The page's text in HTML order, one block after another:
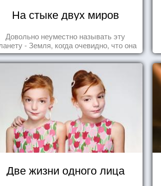
На стыке двух миров
Довольно неуместно называть эту
- Земля, когда очевидно, что она
- Океан.
Две жизни одного лица